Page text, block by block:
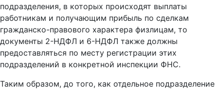
подразделения, в которых происходят выплаты
работникам и получающим прибыль по сделкам
гражданско-правового характера физлицам, то
документы 2-НДФЛ и 6-НДФЛ также должны
предоставляться по месту регистрации этих
подразделений в конкретной инспекции ФНС.
Таким образом, до того, как отдельное подразделение